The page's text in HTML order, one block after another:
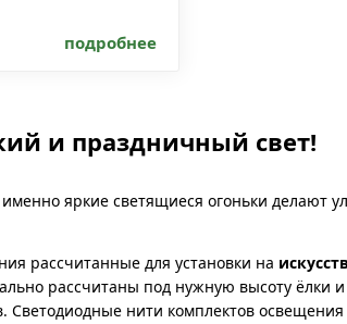
подробнее
и праздничный свет!
яркие светящиеся огоньки делают
рассчитанные для установки на
рассчитаны под нужную высоту ёлки
Светодиодные нити комплектов